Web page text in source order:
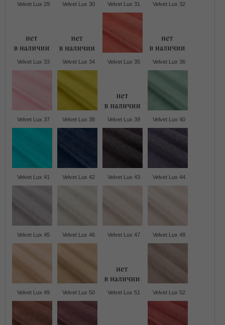
Velvet Lux 29 Velvet Lux 30 Velvet Lux 31 Velvet Lux 32
Velvet Lux 33 Velvet Lux 34 Velvet Lux 35 Velvet Lux 36
Velvet Lux 37 Velvet Lux 38 Velvet Lux 39 Velvet Lux 40
Velvet Lux 41 Velvet Lux 42 Velvet Lux 43 Velvet Lux 44
Velvet Lux 45 Velvet Lux 46 Velvet Lux 47 Velvet Lux 48
Velvet Lux 49 Velvet Lux 50 Velvet Lux 51 Velvet Lux 52